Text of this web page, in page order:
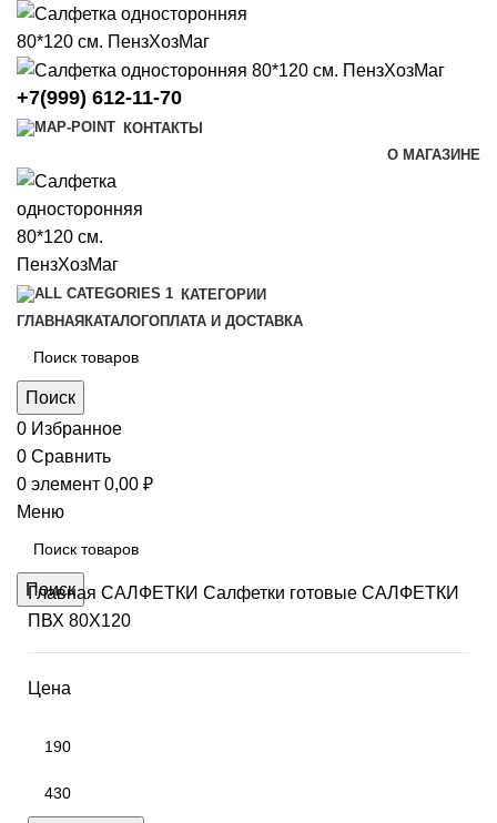
+7(999) 612-11-70
КОНТАКТЫ
О МАГАЗИНЕ
КАТЕГОРИИ
ГЛАВНАЯ КАТАЛОГОПЛАТА И ДОСТАВКА
Поиск
0 Избранное
0 Сравнить
0 элемент 0,00 ₽
Меню
Поиск
Главная САЛФЕТКИ Салфетки готовые САЛФЕТКИ
ПВХ 80Х120
Цена